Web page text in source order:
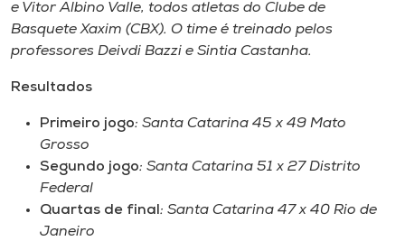
e Vitor Albino Valle, todos atletas do Clube de
Basquete Xaxim (CBX). O time é treinado pelos
professores Deivdi Bazzi e Sintia Castanha.
Resultados
Primeiro jogo: Santa Catarina 45 x 49 Mato
Grosso
Segundo jogo: Santa Catarina 51 x 27 Distrito
Federal
Quartas de final: Santa Catarina 47 x 40 Rio de
Janeiro